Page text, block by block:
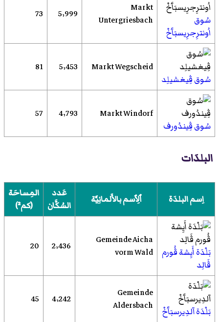
سُوق
اُونترِجرِيسبَآَخْ
Markt
Untergriesbach
5٬999 73
سُوق ڤِيغشيلِد
Markt Wegscheid 5٬453 81
سُوق ڤِيندُورف
Markt Windorf 4٬793 57
البلدَات
اِسم البلدَة ٱلِٱسم بالأَلمانِيَّة
عَدد
السُكَّان
المِساحَة
(كم²)
بَلْدَة أَيِشة ڤُورم
ڤَالِد
Gemeinde Aicha
vorm Wald
2٬436 20
بَلْدَة آلدِيرسبَآَخْ
Gemeinde
Aldersbach
4٬242 45